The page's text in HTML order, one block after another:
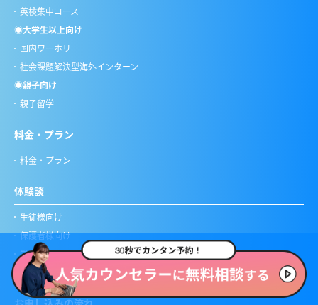
英検集中コース
◉大学生以上向け
国内ワーホリ
社会課題解決型海外インターン
◉親子向け
親子留学
料金・プラン
料金・プラン
体験談
生徒様向け
保護者様向け
学校・企業・団体様向け
1日の流れ（note）